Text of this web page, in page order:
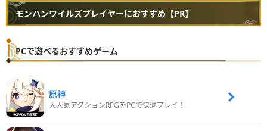
モンハンワイルズプレイヤーにおすすめ【PR】
PCで遊べるおすすめゲーム
原神
大人気アクションRPGをPCで快適プレイ！